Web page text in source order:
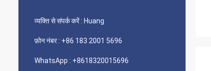
व्यक्ति से संपर्क करें : Huang
फ़ोन नंबर : +86 183 2001 5696
WhatsApp : +8618320015696